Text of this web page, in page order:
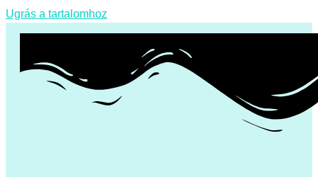
Ugrás a tartalomhoz